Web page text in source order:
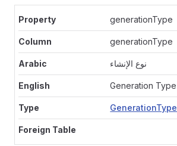
generationType
generationType
نوع الإنشاء
Generation Type
GenerationType